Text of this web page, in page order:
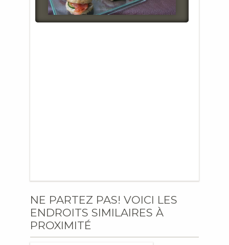
NE PARTEZ PAS! VOICI LES
ENDROITS SIMILAIRES À
PROXIMITÉ